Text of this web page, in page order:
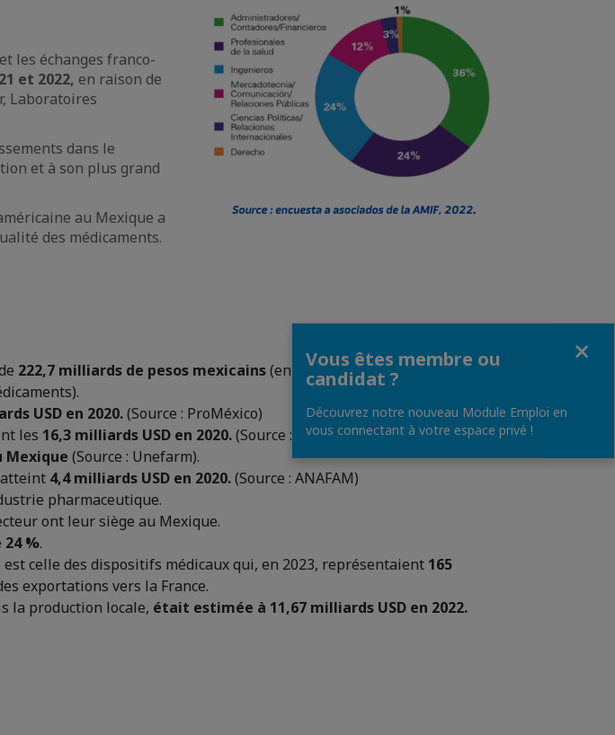
les échanges franco-
et 2022, en raison de
Laboratoires
dans le
et à son plus grand
au Mexique a
des médicaments.
222,7 milliards de pesos mexicains(environ 10,5 milliards USD) en
USD en 2020.(Source : ProMéxico)
les 16,3 milliards USD en 2020.(Source : Banque mondiale)
Mexique (Source : Unefarm).
4,4 milliards USD en 2020.(Source : ANAFAM)
pharmaceutique.
ont leur siège au Mexique.
24 %.
celle des dispositifs médicaux qui, en 2023, représentaient 165
exportations vers la France.
la production locale, était estimée à 11,67 milliards USD en 2022.
Vous êtes membre ou
candidat ?
Découvrez notre nouveau Module Emploi en
vous connectant à votre espace privé !